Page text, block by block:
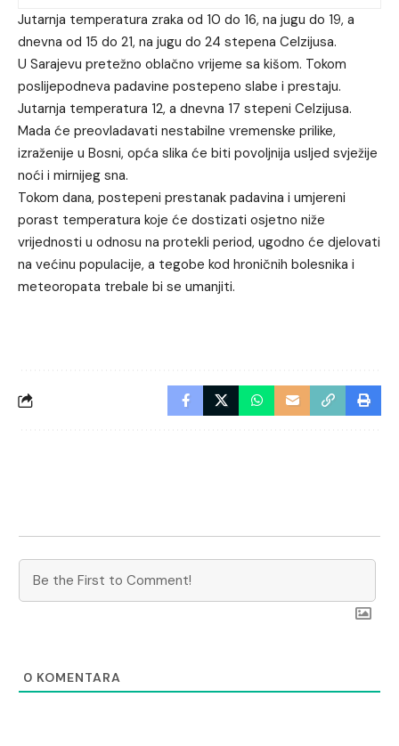
Jutarnja temperatura zraka od 10 do 16, na jugu do 19, a
dnevna od 15 do 21, na jugu do 24 stepena Celzijusa.
U Sarajevu pretežno oblačno vrijeme sa kišom. Tokom
poslijepodneva padavine postepeno slabe i prestaju.
Jutarnja temperatura 12, a dnevna 17 stepeni Celzijusa.
Mada će preovladavati nestabilne vremenske prilike,
izraženije u Bosni, opća slika će biti povoljnija usljed svježije
noći i mirnijeg sna.
Tokom dana, postepeni prestanak padavina i umjereni
porast temperatura koje će dostizati osjetno niže
vrijednosti u odnosu na protekli period, ugodno će djelovati
na većinu populacije, a tegobe kod hroničnih bolesnika i
meteoropata trebale bi se umanjiti.
0 KOMENTARA